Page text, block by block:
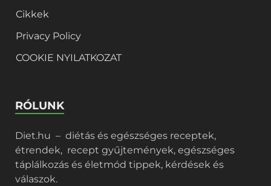
Cikkek
Privacy Policy
COOKIE NYILATKOZAT
RÓLUNK
Diet.hu – diétás és egészséges receptek,
étrendek, recept gyűjtemények, egészséges
táplálkozás és életmód tippek, kérdések és
válaszok.